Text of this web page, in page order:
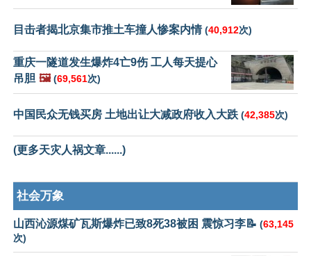
目击者揭北京集市推土车撞人惨案内情(40,912次)
重庆一隧道发生爆炸4亡9伤 工人每天提心
吊胆 🖼️ (69,561次)
中国民众无钱买房 土地出让大减政府收入大跌 (42,385次)
(更多天灾人祸文章......)
社会万象
山西沁源煤矿瓦斯爆炸已致8死38被困 震惊习李📝 (63,145
次)